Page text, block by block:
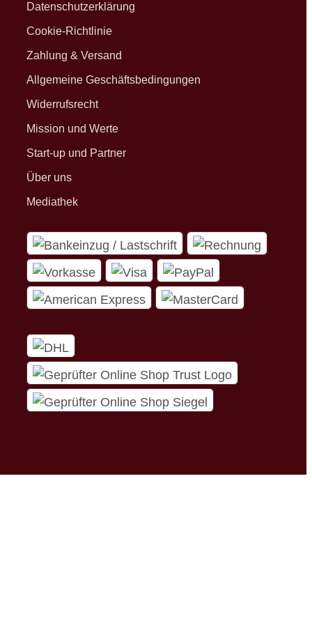
Datenschutzerklärung
Cookie-Richtlinie
Zahlung & Versand
Allgemeine Geschäftsbedingungen
Widerrufsrecht
Mission und Werte
Start-up und Partner
Über uns
Mediathek